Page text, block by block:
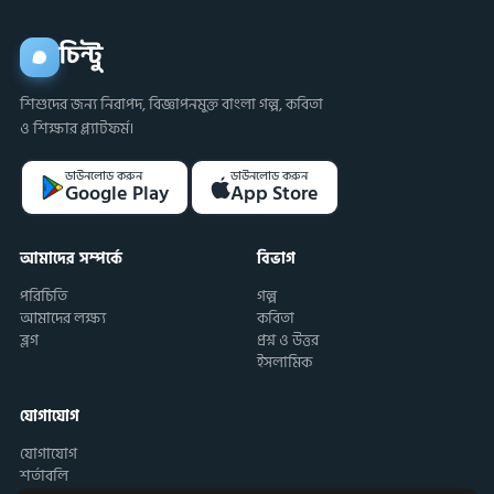
চিন্টু
শিশুদের জন্য নিরাপদ, বিজ্ঞাপনমুক্ত বাংলা গল্প, কবিতা
ও শিক্ষার প্ল্যাটফর্ম।
ডাউনলোড করুন
Google Play
ডাউনলোড করুন
App Store
আমাদের সম্পর্কে
পরিচিতি
আমাদের লক্ষ্য
ব্লগ
বিভাগ
গল্প
কবিতা
প্রশ্ন ও উত্তর
ইসলামিক
যোগাযোগ
যোগাযোগ
শর্তাবলি